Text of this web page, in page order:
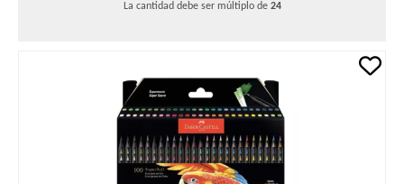
La cantidad debe ser múltiplo de 24